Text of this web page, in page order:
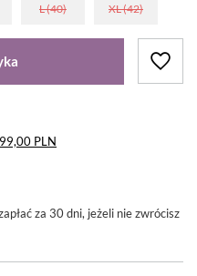
L (40) XL (42)
PLN
za 30 dni, jeżeli nie zwrócisz